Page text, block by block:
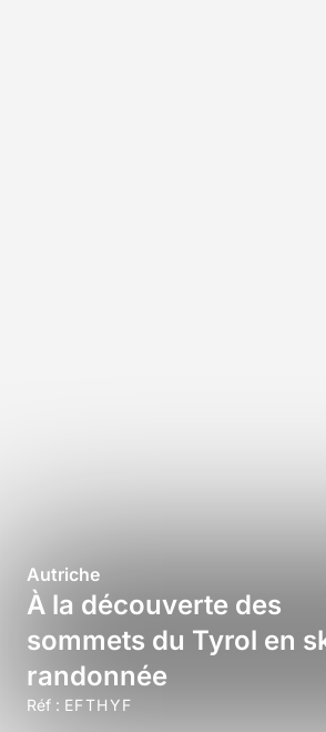
Autriche
À la découverte des
sommets du Tyrol en
randonnée
Réf : EFTHYF